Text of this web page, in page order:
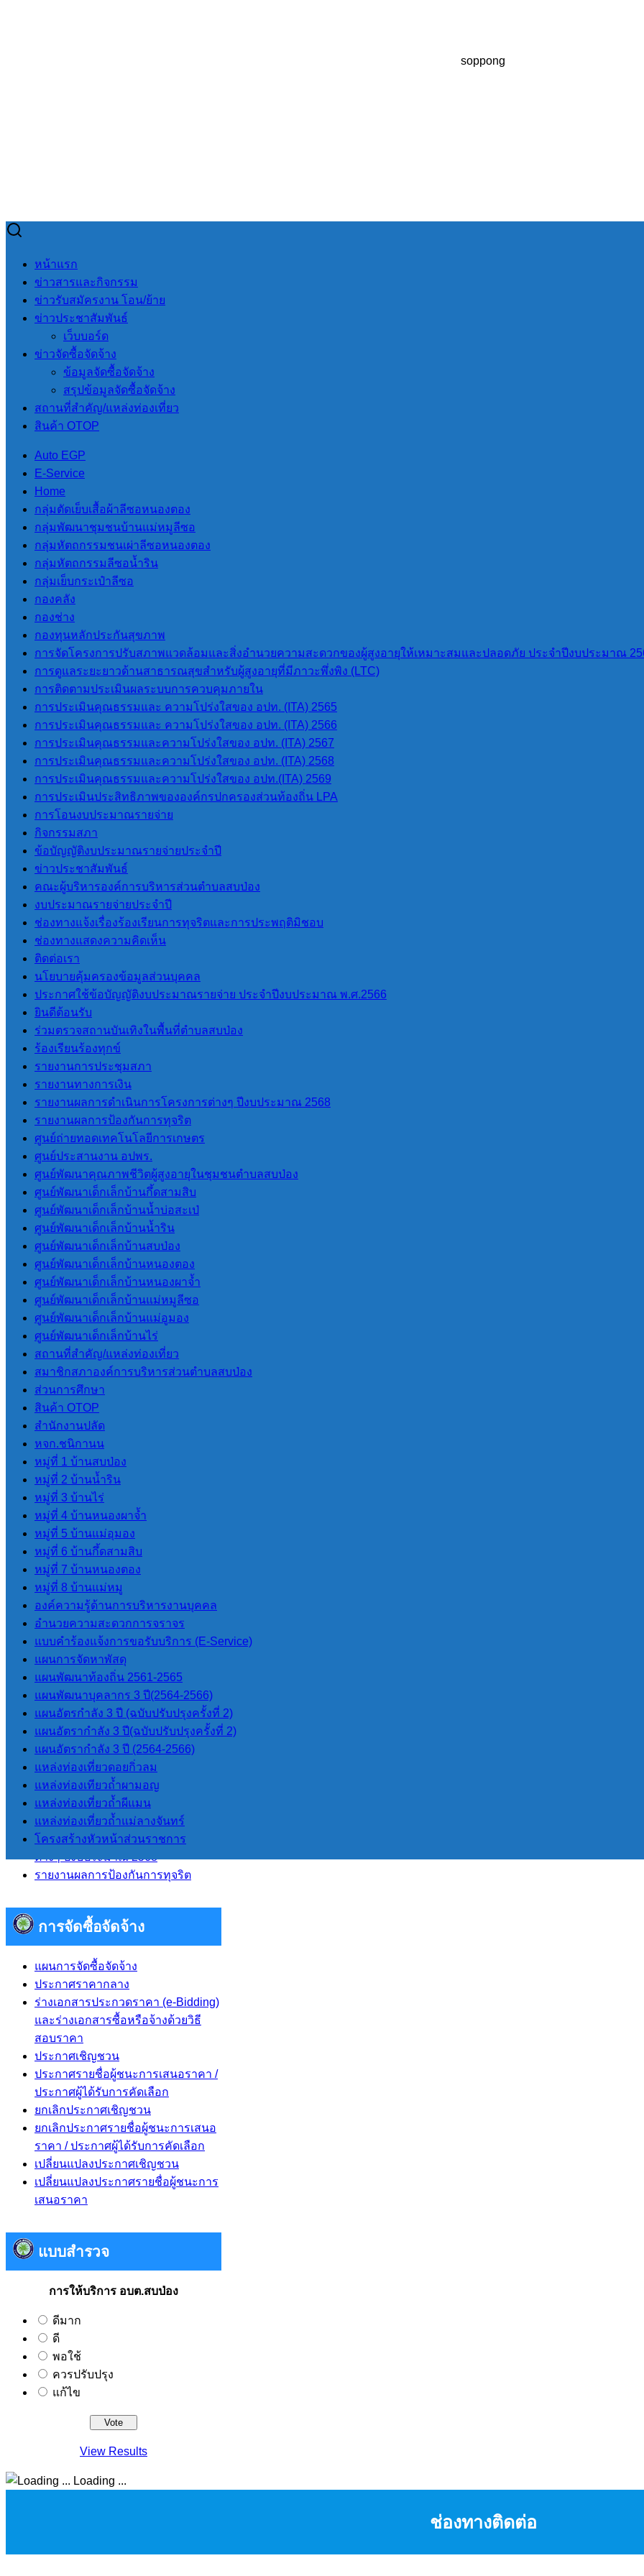
soppong
Skip
contentหน้าแรก
ข่าวสารและกิจกรรม
ข่าวรับสมัครงาน โอน/ย้าย
ข่าวประชาสัมพันธ์
เว็บบอร์ด
ข่าวจัดซื้อจัดจ้าง
ข้อมูลจัดซื้อจัดจ้าง
สรุปข้อมูลจัดซื้อจัดจ้าง
สถานที่สําคัญ/แหล่งท่องเที่ยว
สินค้า OTOP
Auto EGP
E-Service
Home
กลุ่มตัดเย็บเสื้อผ้าลีซอหนองตอง
กลุ่มพัฒนาชุมชนบ้านแม่หมูลีซอ
กลุ่มหัตถกรรมชนเผ่าลีซอหนองตอง
กลุ่มหัตถกรรมลีซอน้ำริน
กลุ่มเย็บกระเป๋าลีซอ
กองคลัง
กองช่าง
กองทุนหลักประกันสุขภาพ
การจัดโครงการปรับสภาพแวดล้อมและสิ่งอำนวยความสะดวกของผู้สูงอายุให้เหมาะสมและปลอดภัย ประจำปีงบประมาณ
การดูแลระยะยาวด้านสาธารณสุขสำหรับผู้สูงอายุที่มีภาวะพึ่งพิง (LTC)
การติดตามประเมินผลระบบการควบคุมภายใน
การประเมินคุณธรรมและ ความโปร่งใสของ อปท. (ITA) 2565
การประเมินคุณธรรมและ ความโปร่งใสของ อปท. (ITA) 2566
การประเมินคุณธรรมและความโปร่งใสของ อปท. (ITA) 2567
การประเมินคุณธรรมและความโปร่งใสของ อปท. (ITA) 2568
การประเมินคุณธรรมและความโปร่งใสของ อปท.(ITA) 2569
การประเมินประสิทธิภาพขององค์กรปกครองส่วนท้องถิ่น LPA
การโอนงบประมาณรายจ่าย
กิจกรรมสภา
ข้อบัญญัติงบประมาณรายจ่ายประจำปี
ข่าวประชาสัมพันธ์
คณะผู้บริหารองค์การบริหารส่วนตำบลสบป่อง
งบประมาณรายจ่ายประจำปี
ช่องทางแจ้งเรื่องร้องเรียนการทุจริตและการประพฤติมิชอบ
ช่องทางแสดงความคิดเห็น
ติดต่อเรา
นโยบายคุ้มครองข้อมูลส่วนบุคคล
ประกาศใช้ข้อบัญญัติงบประมาณรายจ่าย ประจำปีงบประมาณ พ.ศ.2566
ยินดีต้อนรับ
ร่วมตรวจสถานบันเทิงในพื้นที่ตำบลสบป่อง
ร้องเรียนร้องทุกข์
รายงานการประชุมสภา
รายงานทางการเงิน
รายงานผลการดำเนินการโครงการต่างๆ ปีงบประมาณ 2568
รายงานผลการป้องกันการทุจริต
ศูนย์ถ่ายทอดเทคโนโลยีการเกษตร
ศูนย์ประสานงาน อปพร.
ศูนย์พัฒนาคุณภาพชีวิตผู้สูงอายุในชุมชนตำบลสบป่อง
ศูนย์พัฒนาเด็กเล็กบ้านกึ้ดสามสิบ
ศูนย์พัฒนาเด็กเล็กบ้านน้ำบ่อสะเป่
ศูนย์พัฒนาเด็กเล็กบ้านน้ำริน
ศูนย์พัฒนาเด็กเล็กบ้านสบป่อง
ศูนย์พัฒนาเด็กเล็กบ้านหนองตอง
ศูนย์พัฒนาเด็กเล็กบ้านหนองผาจ้ำ
ศูนย์พัฒนาเด็กเล็กบ้านแม่หมูลีซอ
ศูนย์พัฒนาเด็กเล็กบ้านแม่อูมอง
ศูนย์พัฒนาเด็กเล็กบ้านไร่
สถานที่สําคัญ/แหล่งท่องเที่ยว
สมาชิกสภาองค์การบริหารส่วนตําบลสบป่อง
ส่วนการศึกษา
สินค้า OTOP
สํานักงานปลัด
หจก.ชนิกานน
หมู่ที่ 1 บ้านสบป่อง
หมู่ที่ 2 บ้านน้ำริน
หมู่ที่ 3 บ้านไร่
หมู่ที่ 4 บ้านหนองผาจ้ำ
หมู่ที่ 5 บ้านแม่อุมอง
หมู่ที่ 6 บ้านกึ้ดสามสิบ
หมู่ที่ 7 บ้านหนองตอง
หมู่ที่ 8 บ้านแม่หมู
องค์ความรู้ด้านการบริหารงานบุคคล
อำนวยความสะดวกการจราจร
แบบคำร้องแจ้งการขอรับบริการ (E-Service)
แผนการจัดหาพัสดุ
แผนพัฒนาท้องถิ่น 2561-2565
แผนพัฒนาบุคลากร 3 ปี(2564-2566)
แผนอัตรกำลัง 3 ปี (ฉบับปรับปรุงครั้งที่ 2)
แผนอัตรากำลัง 3 ปี(ฉบับปรับปรุงครั้งที่ 2)
แผนอัตรากําลัง 3 ปี (2564-2566)
แหล่งท่องเที่ยวดอยกิ่วลม
แหล่งท่องเทียวถ้ำผามอญ
แหล่งท่องเที่ยวถ้ำผีแมน
แหล่งท่องเที่ยวถ้ำแม่ลางจันทร์
โครงสร้างหัวหน้าส่วนราชการ
ลงพื้นที่ตรวจร้านอาหารในพื้นที่ตำบลสบป่อง
ลงพื้นที่ตรวจร้านอาหารในพื้นที่ตำบลสบป่อง
ข่าวสารและกิจกรรม
เมื่อวันที่ 1 สิงหาคม 2568
นายสุริยัน ปัญญา นายกองค์การบริหารส่วนตำบลสบป่อง มอบหมายให้บุคลากรฝ่ายงานสาธารณสุข ลงพื้นที่ตรวจร้านอาหารในพื้
สาธารณสุขจังหวัดแม่ฮ่องสอน และ โรงพยาบาลปางมะผ้า
จำนวนผู้อ่าน :
นายโอฬาร ปาริฉัตรพงศ์
นายกองค์การบริหารส่วนตำบลสบป่อง
โทร 080-034-6787
เมนูหลัก
หน้าแรก
ข้อมูลทั่วไป
ประวัติองค์การบริหารส่วนตำบลสบ
ป่อง
วิสัยทัศน์การพัฒนา
อำนาจหน้าที่
ติดต่อเรา
หน่วยตรวจสอบภายใน
การโอนงบประมาณรายจ่าย
การติดตามประเมินผลระบบการ
ควบคุมภายใน
ITA
การประเมินคุณธรรมและ ความ
โปร่งใสของ อปท. (ITA) 2565
การประเมินคุณธรรมและ ความ
โปร่งใสของ อปท. (ITA) 2566
การประเมินคุณธรรมและความ
โปร่งใสของ อปท. (ITA) 2567
การประเมินคุณธรรมและความ
โปร่งใสของ อปท. (ITA) 2568
การประเมินคุณธรรมและความ
โปร่งใสของ อปท. (ITA) 2569
LPA
การประเมินประสิทธิภาพขององค์กร
ปกครองส่วนท้องถิ่น LPA
แผนพัฒนา
แผนยุทธศาสตร์การพัฒนา
แผนพัฒนาบุคลากร 3 ปี(2564-2566)
แผนอัตรากําลัง 3 ปี (2564-2566)
ข้อบัญญัติงบประมาณรายจ่ายประจำปี
แผนการดําเนินการ
แผนการจัดหาพัสดุ
กฏหมายและพระราช
บัญญัติ
ระเบียบข้อกฏหมายที่เกี่ยวข้อง
รายงานต่างๆ
รายงานทางการเงิน
รายงานการประชุมสภา
งบประมาณรายจ่ายประจำปี
รายงานผลการดำเนินการโครงการ
ต่างๆ ปีงบประมาณ 2568
รายงานผลการป้องกันการทุจริต
การจัดซื้อจัดจ้าง
แผนการจัดซื้อจัดจ้าง
ประกาศราคากลาง
ร่างเอกสารประกวดราคา (e-Bidding)
และร่างเอกสารซื้อหรือจ้างด้วยวิธี
สอบราคา
ประกาศเชิญชวน
ประกาศรายชื่อผู้ชนะการเสนอราคา /
ประกาศผู้ได้รับการคัดเลือก
ยกเลิกประกาศเชิญชวน
ยกเลิกประกาศรายชื่อผู้ชนะการเสนอ
ราคา / ประกาศผู้ได้รับการคัดเลือก
เปลี่ยนแปลงประกาศเชิญชวน
เปลี่ยนแปลงประกาศรายชื่อผู้ชนะการ
เสนอราคา
แบบสำรวจ
การให้บริการ อบต.สบป่อง
ดีมาก
ดี
พอใช้
ควรปรับปรุง
แก้ไข
View Results
Loading ...
ช่องทางติดต่อ